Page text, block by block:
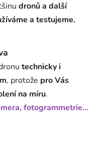
dronů a další
a testujeme.
technicky i
, protože pro Vás
na míru.
fotogrammetrie...